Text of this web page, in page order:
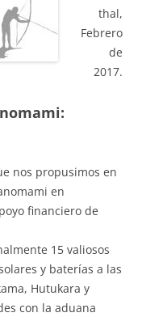
thal,
Febrero
de
2017.
nos propusimos en
en
financiero de
15 valiosos
y baterías a las
Hutukara y
con la aduana